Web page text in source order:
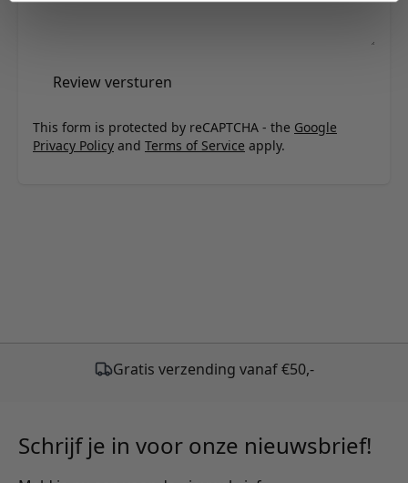
Review versturen
This form is protected by reCAPTCHA - the Google
Privacy Policy and Terms of Service apply.
Schrijf je in voor onze nieuwsbrief!